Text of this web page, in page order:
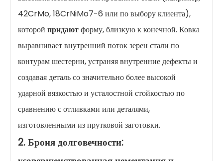
42CrMo, 18CrNiMo7-6 или по выбору клиента),
которой придаютформу, близкую к конечной. Ковка
выравнивает внутренний поток зерен стали по
контурам шестерни, устраняя внутренние дефекты и
создавая деталь со значительно более высокой
ударной вязкостью и усталостной стойкостью по
сравнению с отливками или деталями,
изготовленными из прутковой заготовки.
2. Броня долговечности: